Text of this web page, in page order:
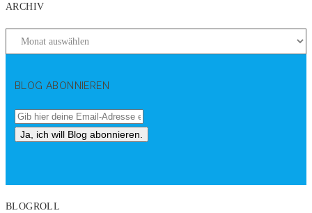
ARCHIV
BLOG ABONNIEREN
BLOGROLL